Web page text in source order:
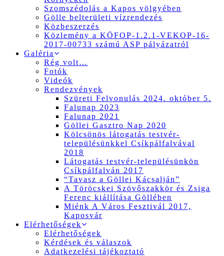
Szomszédolás a Kapos völgyében
Gölle belterületi vízrendezés
Közbeszerzés
Közlemény a KÖFOP-1.2.1-VEKOP-16-
2017-00733 számú ASP pályázatról
Galéria
Rég volt…
Fotók
Videók
Rendezvények
Szüreti Felvonulás 2024. október 5.
Falunap 2023
Falunap 2021
Göllei Gasztro Nap 2020
Kölcsönös látogatás testvér-
településünkkel Csíkpálfalvával
2018
Látogatás testvér-településünkön
Csíkpálfalván 2017
“Tavasz a Göllei Kácsalján”
A Töröcskei Szövőszakkör és Zsiga
Ferenc kiállítása Göllében
Miénk A Város Fesztivál 2017,
Kaposvár
Elérhetőségek
Elérhetőségek
Kérdések és válaszok
Adatkezelési tájékoztató